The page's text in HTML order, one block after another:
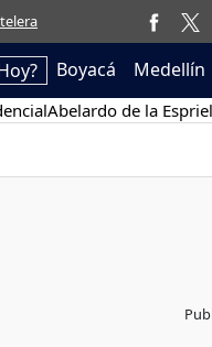
Boyacá Medellín
Abelardo de la